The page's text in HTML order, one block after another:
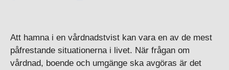
Att hamna i en vårdnadstvist kan vara en av de mest
påfrestande situationerna i livet. När frågan om
vårdnad, boende och umgänge ska avgöras är det